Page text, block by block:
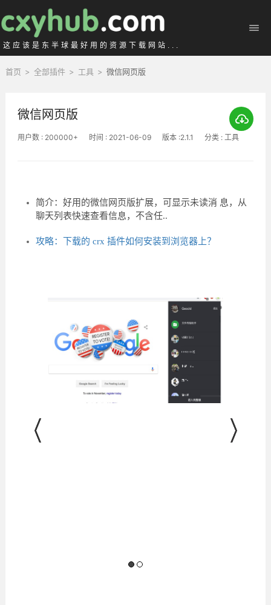
这应该是东半球最好用的资源下载网站...
首页 > 全部插件 > 工具 > 微信网页版
微信网页版
用户数 : 200000+ 时间 : 2021-06-09 版本 :2.1.1 分类 : 工具
简介：好用的微信网页版扩展，可显示未读消 息，从
聊天列表快速查看信息，不含任..
攻略：下载的 crx 插件如何安装到浏览器上？